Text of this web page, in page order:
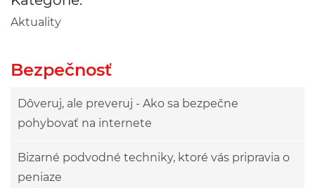
Aktuality
Bezpečnosť
Dôveruj, ale preveruj - Ako sa bezpečne
pohybovať na internete
Bizarné podvodné techniky, ktoré vás pripravia o
peniaze